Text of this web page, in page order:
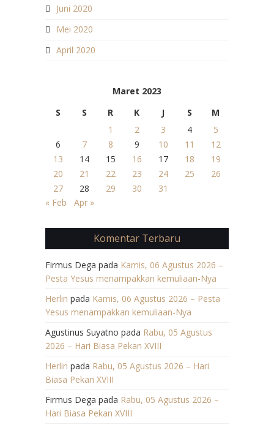
Juni 2020
Mei 2020
April 2020
Maret 2023
S
S R K J S
M
1
2 3 4
5
6
7 8 9 10 11
12
13
14 15 16 17 18
19
20
21 22 23 24 25
26
27
28 29 30
31
« Feb
Apr »
Komentar Terbaru
Firmus Dega pada Kamis, 06 Agustus 2026 –
Pesta Yesus menampakkan kemuliaan-Nya
Herlin pada Kamis, 06 Agustus 2026 – Pesta
Yesus menampakkan kemuliaan-Nya
Agustinus Suyatno pada Rabu, 05 Agustus
2026 – Hari Biasa Pekan XVIII
Herlin pada Rabu, 05 Agustus 2026 – Hari
Biasa Pekan XVIII
Firmus Dega pada Rabu, 05 Agustus 2026 –
Hari Biasa Pekan XVIII